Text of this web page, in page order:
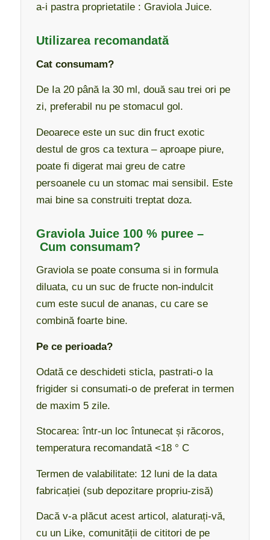
a-i pastra proprietatile : Graviola Juice.
Utilizarea recomandată
Cat consumam?
De Ia 20 până la 30 ml, două sau trei ori pe
zi, preferabil nu pe stomacul gol.
Deoarece este un suc din fruct exotic
destul de gros ca textura – aproape piure,
poate fi digerat mai greu de catre
persoanele cu un stomac mai sensibil. Este
mai bine sa construiti treptat doza.
Graviola Juice 100 % puree –
Cum consumam?
Graviola se poate consuma si in formula
diluata, cu un suc de fructe non-indulcit
cum este sucul de ananas, cu care se
combină foarte bine.
Pe ce perioada?
Odată ce deschideti sticla, pastrati-o la
frigider si consumati-o de preferat in termen
de maxim 5 zile.
Stocarea: într-un loc întunecat și răcoros,
temperatura recomandată <18 ° C
Termen de valabilitate: 12 luni de la data
fabricației (sub depozitare propriu-zisă)
Dacă v-a plăcut acest articol, alaturați-vă,
cu un Like, comunității de cititori de pe